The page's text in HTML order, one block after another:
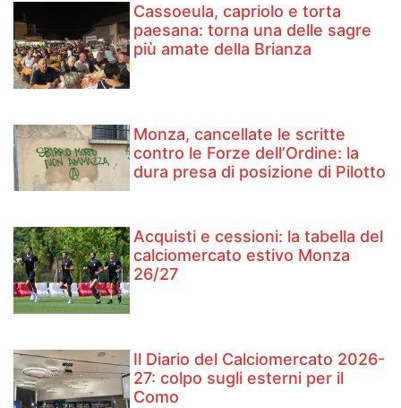
Cassoeula, capriolo e torta
paesana: torna una delle sagre
più amate della Brianza
Monza, cancellate le scritte
contro le Forze dell’Ordine: la
dura presa di posizione di Pilotto
Acquisti e cessioni: la tabella del
calciomercato estivo Monza
26/27
Il Diario del Calciomercato 2026-
27: colpo sugli esterni per il
Como